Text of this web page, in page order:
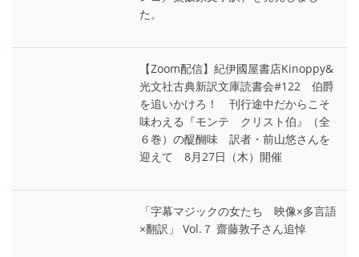
た。
【Zoom配信】紀伊國屋書店Kinoppy&
光文社古典新訳文庫読書会#122 伯爵
を追いかけろ！ 刊行途中だからこそ
味わえる『モンテ゠クリスト伯』（全
６巻）の醍醐味 訳者・前山悠さんを
迎えて 8月27日（木）開催
「字幕マジックの女たち 映像×多言語
×翻訳」 Vol.７ 齋藤敦子さん追悼